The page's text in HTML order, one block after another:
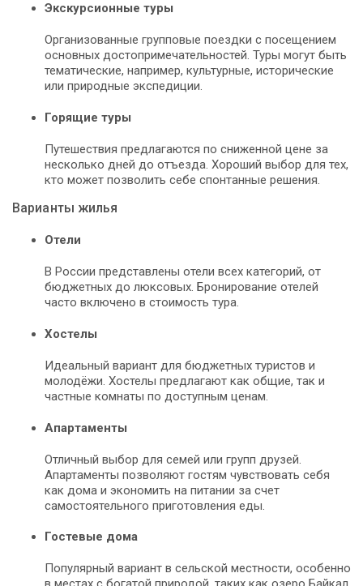
Экскурсионные туры
Организованные групповые поездки с посещением
основных достопримечательностей. Туры могут быть
тематические, например, культурные, исторические
или природные экспедиции.
Горящие туры
Путешествия предлагаются по сниженной цене за
несколько дней до отъезда. Хороший выбор для тех,
кто может позволить себе спонтанные решения.
Варианты жилья
Отели
В России представлены отели всех категорий, от
бюджетных до люксовых. Бронирование отелей
часто включено в стоимость тура.
Хостелы
Идеальный вариант для бюджетных туристов и
молодёжи. Хостелы предлагают как общие, так и
частные комнаты по доступным ценам.
Апартаменты
Отличный выбор для семей или групп друзей.
Апартаменты позволяют гостям чувствовать себя
как дома и экономить на питании за счет
самостоятельного приготовления еды.
Гостевые дома
Популярный вариант в сельской местности, особенно